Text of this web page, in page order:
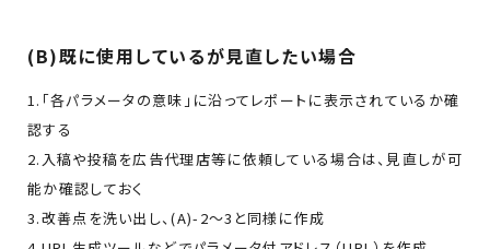
(B)既に使用しているが見直したい場合
1.「各パラメータの意味」に沿ってレポートに表示されているか確
認する
2.入稿や投稿を広告代理店等に依頼している場合は、見直しが可
能か確認しておく
3.改善点を洗い出し、(A)-2～3と同様に作成